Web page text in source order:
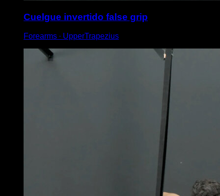
Cuelgue invertido false grip
Forearms ∙ UpperTrapezius